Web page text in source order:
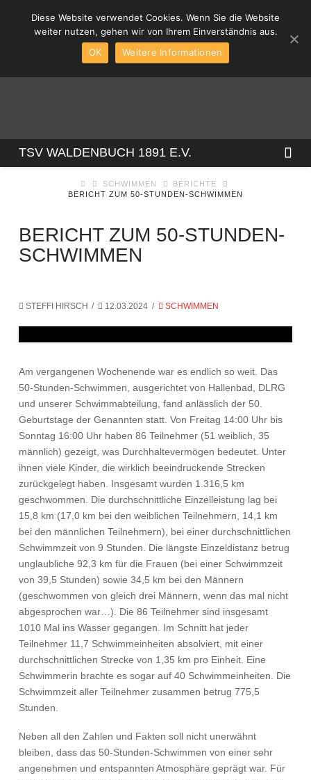
TSV
WALDENBUCH
1891
TSV WALDENBUCH 1891 E.V.
SCHWIMMEN
BERICHTE
BERICHT ZUM 50-STUNDEN-SCHWIMMEN
BERICHT ZUM 50-STUNDEN-
SCHWIMMEN
STEFFI HIRSCH 12.03.2024 SCHWIMMEN
Am vergangenen Wochenende war es endlich so weit. Das
50-Stunden-Schwimmen, ausgerichtet von Hallenbad, DLRG
und unserer Schwimmabteilung, fand anlässlich der 50.
Geburtstage der Genannten statt. Von Freitag 14:00 Uhr bis
Sonntag 16:00 Uhr haben 86 Teilnehmer (51 weiblich, 35
männlich) gezeigt, was Durchhaltevermögen bedeutet. Unter
ihnen viele Kinder, die wirklich beeindruckende Strecken
zurückgelegt haben. Insgesamt wurden 1.316,5 km
geschwommen. Die durchschnittliche Einzelleistung lag bei
15,8 km (17,0 km bei den weiblichen Teilnehmern, 14,1 km
bei den männlichen Teilnehmern), bei einer durchschnittlichen
Schwimmzeit von 9 Stunden. Die längste Einzeldistanz betrug
unglaubliche 92,3 km für die Frauen (bei einer Schwimmzeit
von 39,5 Stunden) sowie 34,5 km bei den Männern
(geschwommen von gleich drei Männern, wenn das mal nicht
abgesprochen war…). Die 86 Teilnehmer sind insgesamt
1010 Mal ins Wasser gegangen. Im Schnitt hat jeder
Teilnehmer 11,7 Schwimmeinheiten absolviert, mit einer
durchschnittlichen Strecke von 1,35 km pro Einheit. Eine
Schwimmerin brachte es sogar auf 40 Schwimmeinheiten. Die
Schwimmzeit aller Teilnehmer zusammen betrug 775,5
Stunden.
Neben all den Zahlen und Fakten soll nicht unerwähnt
bleiben, dass das 50-Stunden-Schwimmen von einer sehr
angenehmen und entspannten Atmosphäre geprägt war. Für
Diese Website verwendet Cookies. Wenn Sie die Website
weiter nutzen, gehen wir von Ihrem Einverständnis aus.
OK
Weitere Informationen